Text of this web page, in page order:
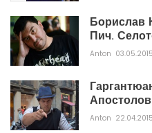
Борислав
Пич.
Anton 03.05.2015
Anton 22.04.2015